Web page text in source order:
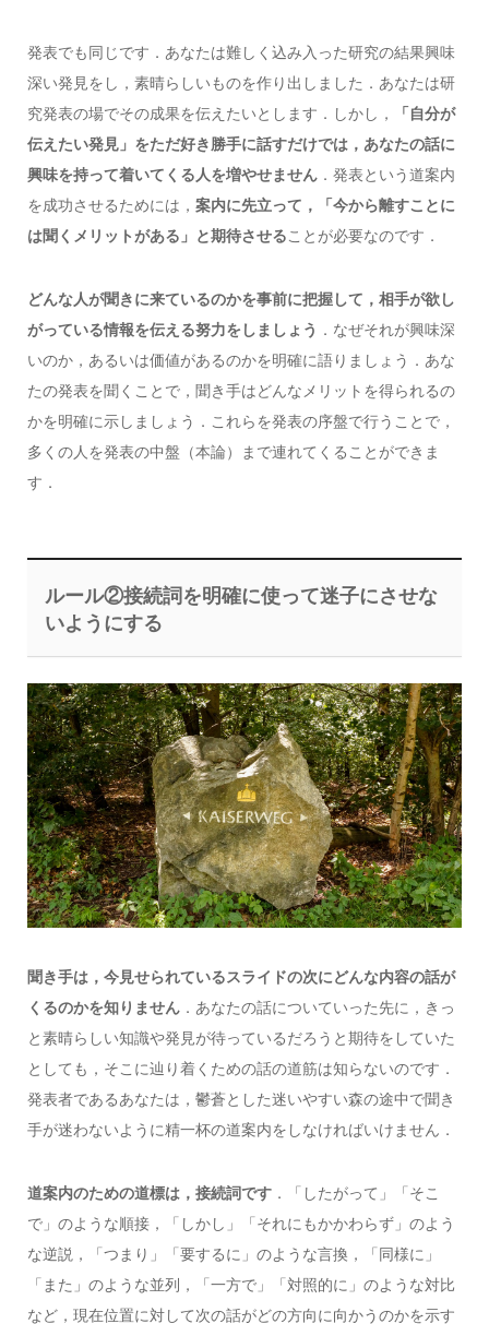
発表でも同じです．あなたは難しく込み入った研究の結果興味
深い発見をし，素晴らしいものを作り出しました．あなたは研
究発表の場でその成果を伝えたいとします．しかし，
「自分が
伝えたい発見」をただ好き勝手に話すだけでは，あなたの話に
興味を持って着いてくる人を増やせません．発表という道案内
を成功させるためには， 案内に先立って，「今から離すことに
は聞くメリットがある」と期待させることが必要なのです．
どんな人が聞きに来ているのかを事前に把握して，相手が欲し
がっている情報を伝える努力をしましょう ．なぜそれが興味深
いのか，あるいは価値があるのかを明確に語りましょう．あな
たの発表を聞くことで，聞き手はどんなメリットを得られるの
かを明確に示しましょう．これらを発表の序盤で行うことで，
多くの人を発表の中盤（本論）まで連れてくることができま
す．
ルール②接続詞を明確に使って迷子にさせな
いようにする
聞き手は，今見せられているスライドの次にどんな内容の話が
くるのかを知りません．あなたの話についていった先に，きっ
と素晴らしい知識や発見が待っているだろうと期待をしていた
としても，そこに辿り着くための話の道筋は知らないのです．
発表者であるあなたは，鬱蒼とした迷いやすい森の途中で聞き
手が迷わないように精一杯の道案内をしなければいけません．
道案内のための道標は，接続詞です．「したがって」「そこ
で」のような順接，「しかし」「それにもかかわらず」のよう
な逆説，「つまり」「要するに」のような言換，「同様に」
「また」のような並列，「一方で」「対照的に」のような対比
など，現在位置に対して次の話がどの方向に向かうのかを示す